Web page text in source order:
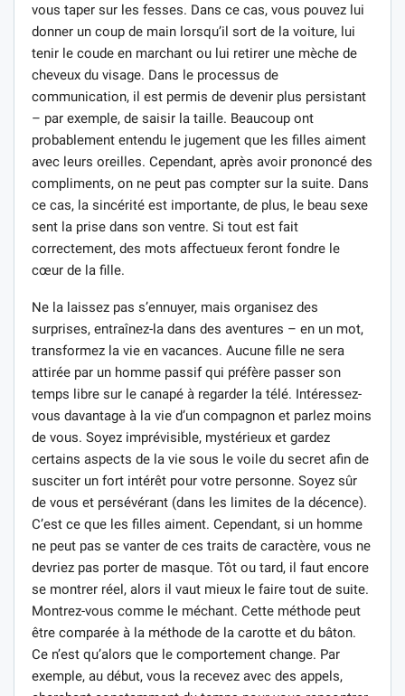
vous taper sur les fesses. Dans ce cas, vous pouvez lui
donner un coup de main lorsqu’il sort de la voiture, lui
tenir le coude en marchant ou lui retirer une mèche de
cheveux du visage. Dans le processus de
communication, il est permis de devenir plus persistant
– par exemple, de saisir la taille. Beaucoup ont
probablement entendu le jugement que les filles aiment
avec leurs oreilles. Cependant, après avoir prononcé des
compliments, on ne peut pas compter sur la suite. Dans
ce cas, la sincérité est importante, de plus, le beau sexe
sent la prise dans son ventre. Si tout est fait
correctement, des mots affectueux feront fondre le
cœur de la fille.
Ne la laissez pas s’ennuyer, mais organisez des
surprises, entraînez-la dans des aventures – en un mot,
transformez la vie en vacances. Aucune fille ne sera
attirée par un homme passif qui préfère passer son
temps libre sur le canapé à regarder la télé. Intéressez-
vous davantage à la vie d’un compagnon et parlez moins
de vous. Soyez imprévisible, mystérieux et gardez
certains aspects de la vie sous le voile du secret afin de
susciter un fort intérêt pour votre personne. Soyez sûr
de vous et persévérant (dans les limites de la décence).
C’est ce que les filles aiment. Cependant, si un homme
ne peut pas se vanter de ces traits de caractère, vous ne
devriez pas porter de masque. Tôt ou tard, il faut encore
se montrer réel, alors il vaut mieux le faire tout de suite.
Montrez-vous comme le méchant. Cette méthode peut
être comparée à la méthode de la carotte et du bâton.
Ce n’est qu’alors que le comportement change. Par
exemple, au début, vous la recevez avec des appels,